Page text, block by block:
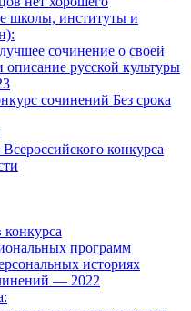
школы, институты и
сочинение о своей
описание русской культуры
сочинений Без срока
конкурса
программ
историях
— 2022